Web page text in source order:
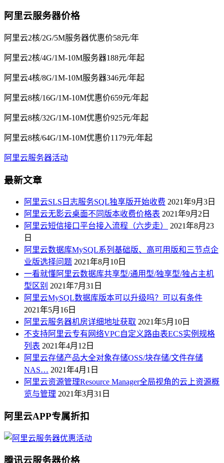
阿里云服务器价格
阿里云2核/2G/5M服务器优惠价58元/年
阿里云2核/4G/1M-10M服务器188元/年起
阿里云4核/8G/1M-10M服务器346元/年起
阿里云8核/16G/1M-10M优惠价659元/年起
阿里云8核/32G/1M-10M优惠价925元/年起
阿里云8核/64G/1M-10M优惠价1179元/年起
阿里云服务器活动
最新文章
阿里云SLS日志服务SQL独享版开始收费 2021年9月3日
阿里云无影云桌面不同版本收费价格表 2021年9月2日
阿里云短信接口平台接入流程（六步走）
2021年8月23
日
阿里云数据库MySQL系列基础版、高可用版和三节点企
业版选择问题 2021年8月10日
一看就懂阿里云数据库共享型/通用型/独享型/独占主机
型区别 2021年7月31日
阿里云MySQL数据库版本可以升级吗？可以有条件
2021年5月16日
阿里云服务器机房详细地址获取 2021年5月10日
不支持阿里云专有网络VPC自定义路由表ECS实例规格
列表 2021年4月12日
阿里云存储产品大全对象存储OSS/块存储/文件存储
NAS… 2021年4月1日
阿里云资源管理Resource Manager全局视角的云上资源概
览与管理 2021年3月31日
阿里云APP专属折扣
腾讯云服务器价格